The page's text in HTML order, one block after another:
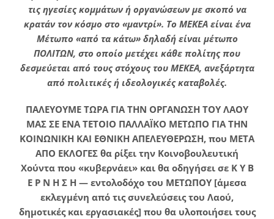
τις ηγεσίες κομμάτων ή οργανώσεων με σκοπό να
κρατάν τον κόσμο στο «μαντρί». Το ΜΕΚΕΑ είναι ένα
Μέτωπο «από τα κάτω» δηλαδή είναι μέτωπο
ΠΟΛΙΤΩΝ, στο οποίο μετέχει κάθε πολίτης που
δεσμεύεται από τους στόχους του ΜΕΚΕΑ, ανεξάρτητα
από πολιτικές ή ιδεολογικές καταβολές.
ΠΑΛΕΥΟΥΜΕ ΤΩΡΑ ΓΙΑ ΤΗΝ ΟΡΓΑΝΩΣΗ ΤΟΥ ΛΑΟΥ
ΜΑΣ ΣΕ ΕΝΑ ΤΕΤΟΙΟ ΠΑΛΛΑΪΚΟ ΜΕΤΩΠΟ ΓΙΑ ΤΗΝ
ΚΟΙΝΩΝΙΚΗ ΚΑΙ ΕΘΝΙΚΗ ΑΠΕΛΕΥΘΕΡΩΣΗ, που META
ΑΠΟ ΕΚΛΟΓΕΣ θα ρίξει την Κοινοβουλευτική
Χούντα που «κυβερνάει» και θα οδηγήσει σε Κ Υ Β
Ε Ρ Ν Η Σ Η ― εντολοδόχο του ΜΕΤΩΠΟΥ [άμεσα
εκλεγμένη από τις συνελεύσεις του Λαού,
δημοτικές και εργασιακές] που θα υλοποιήσει τους